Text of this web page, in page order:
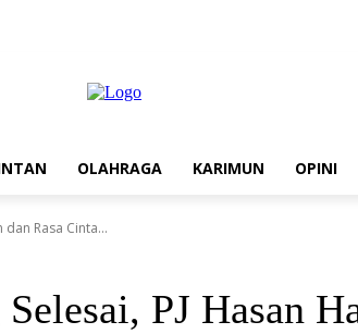
OLAHRAGA KARIMUN OPINI
Rasa Cinta...
PJ Hasan